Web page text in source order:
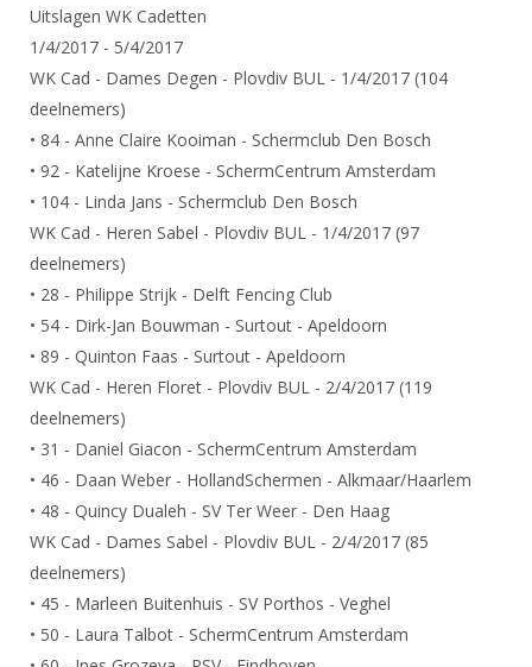
Forums
Maandelijks archief
Evenement
Gebruiksvoorwaarden
Handleiding
Tarieven
Reglementen
Ledencijfers
Sponsors en Partners
Organisatie
Bestuur
Commissies
Ereleden
Leden van Verdiensten
Vacatures
Bondsbureau
Contact
Medewerkers
Samenwerking
Recreatiesport
Veteranen
Lichtzwaardschermen
Wedstrijdsport
Ranglijsten
Inschrijven
Reglementen
Materiaal
Schermpaspoort
Rolstoelschermen
Wedstrijdkalender
KNAS Keurmerk
NK's
JPT
Wat is topsport
Nieuws
NK's
Oranje
DBT
FBT
SBT
Talentontwikkeling
Internationale Titeltoernooien
Internationale aanmeldingen
Informatie
Voor de jeugd
Spreekbeurtpakket
Jeugdkampen
Brassardsysteem
Voor coaches en leraren
Nieuws
Nationale opleidingen
Internationale opleidingen
Opleidingen
Leraar
Voor scheidsrechters
Nieuws
Forums
Schermforum
Nieuws
Zoek Vereniging
Contact
NK organiseren
Uitslagen WK Cadetten
1/4/2017 - 5/4/2017
WK Cad - Dames Degen - Plovdiv BUL - 1/4/2017 (104
deelnemers)
• 84 - Anne Claire Kooiman - Schermclub Den Bosch
• 92 - Katelijne Kroese - SchermCentrum Amsterdam
• 104 - Linda Jans - Schermclub Den Bosch
WK Cad - Heren Sabel - Plovdiv BUL - 1/4/2017 (97
deelnemers)
• 28 - Philippe Strijk - Delft Fencing Club
• 54 - Dirk-Jan Bouwman - Surtout - Apeldoorn
• 89 - Quinton Faas - Surtout - Apeldoorn
WK Cad - Heren Floret - Plovdiv BUL - 2/4/2017 (119
deelnemers)
• 31 - Daniel Giacon - SchermCentrum Amsterdam
• 46 - Daan Weber - HollandSchermen - Alkmaar/Haarlem
• 48 - Quincy Dualeh - SV Ter Weer - Den Haag
WK Cad - Dames Sabel - Plovdiv BUL - 2/4/2017 (85
deelnemers)
• 45 - Marleen Buitenhuis - SV Porthos - Veghel
• 50 - Laura Talbot - SchermCentrum Amsterdam